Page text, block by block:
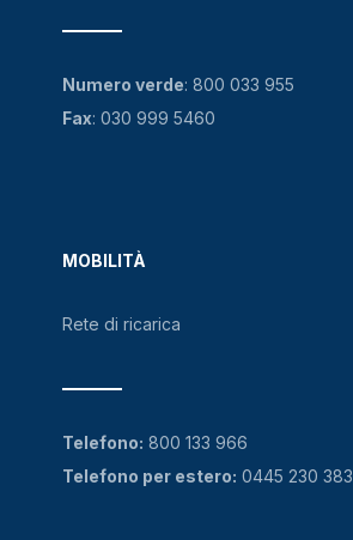
MOBILITÀ
Rete di ricarica
Numero verde: 800 033 955
Fax: 030 999 5460
Telefono: 800 133 966
Telefono per estero: 0445 230 383